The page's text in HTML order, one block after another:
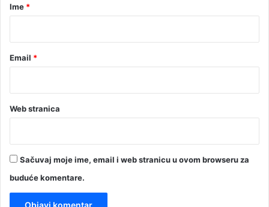
rIme *
Email *
Web stranica
Sačuvaj moje ime, email i web stranicu u ovom browseru za
buduće komentare.